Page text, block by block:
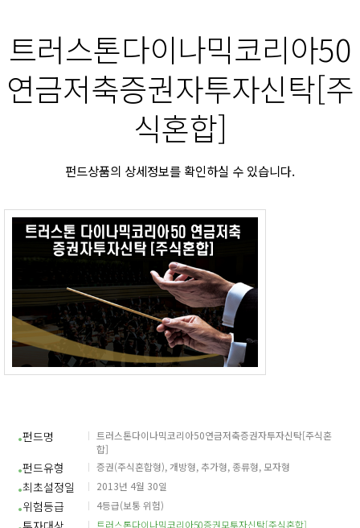
트러스톤다이나믹코리아50
연금저축증권자투자신탁[주
식혼합]
펀드상품의 상세정보를 확인하실 수 있습니다.
펀드명
트러스톤다이나믹코리아50연금저축증권자투자신탁[주식혼
합]
펀드유형 증권(주식혼합형), 개방형, 추가형, 종류형, 모자형
최초설정일 2013년 4월 30일
위험등급 4등급(보통 위험)
트러스톤다이나믹코리아50증권모투자신탁[주식혼합]